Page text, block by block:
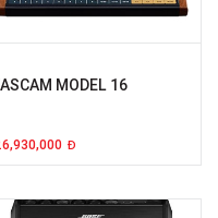
MODEL 16
Đ